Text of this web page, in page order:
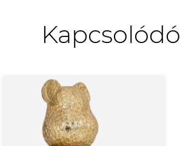
Kapcsolódó